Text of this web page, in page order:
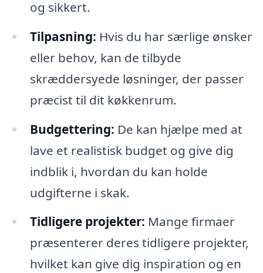
og sikkert.
Tilpasning: Hvis du har særlige ønsker
eller behov, kan de tilbyde
skræddersyede løsninger, der passer
præcist til dit køkkenrum.
Budgettering: De kan hjælpe med at
lave et realistisk budget og give dig
indblik i, hvordan du kan holde
udgifterne i skak.
Tidligere projekter: Mange firmaer
præsenterer deres tidligere projekter,
hvilket kan give dig inspiration og en